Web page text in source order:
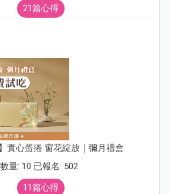
21篇心得
實心蛋捲 窗花綻放｜彌月禮盒
數量: 10 已報名: 502
11篇心得